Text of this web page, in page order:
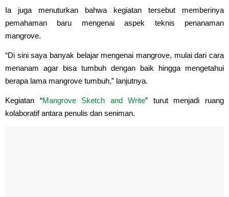
Ia juga menuturkan bahwa kegiatan tersebut memberinya
pemahaman baru mengenai aspek teknis penanaman
mangrove.
“Di sini saya banyak belajar mengenai mangrove, mulai dari cara
menanam agar bisa tumbuh dengan baik hingga mengetahui
berapa lama mangrove tumbuh,” lanjutnya.
Kegiatan “Mangrove Sketch and Write” turut menjadi ruang
kolaboratif antara penulis dan seniman.